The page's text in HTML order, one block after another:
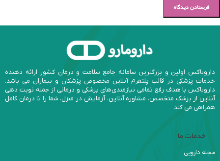
داروباکس اولین و بزرگترین سامانه جامع سلامت و درمان کشور ارائه دهنده
خدمات پزشکی در قالب پلتفرم آنلاین مخصوص پزشکان و بیماران می باشد.
داروباکس با هدف رفع تمامی نیازمندی‌های پزشکی و درمانی از جمله نوبت دهی
آنلاین از پزشک متخصص، مشاوره آنلاین، آزمایش در منزل، شما را تا درمان کامل
همراهی می کند.
خدمات ما
مجله دارویی